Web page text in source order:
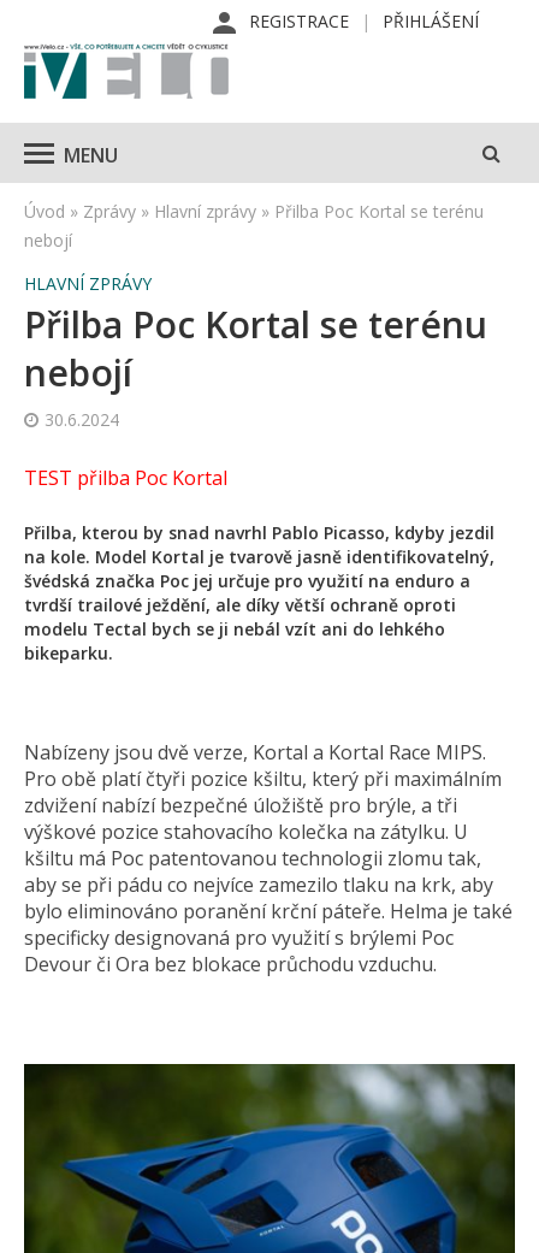
REGISTRACE PŘIHLÁŠENÍ
MENU
Úvod » Zprávy » Hlavní zprávy » Přilba Poc Kortal se terénu
nebojí
HLAVNÍ ZPRÁVY
Přilba Poc Kortal se terénu
nebojí
30.6.2024
TEST přilba Poc Kortal
Přilba, kterou by snad navrhl Pablo Picasso, kdyby jezdil
na kole. Model Kortal je tvarově jasně identifikovatelný,
švédská značka Poc jej určuje pro využití na enduro a
tvrdší trailové ježdění, ale díky větší ochraně oproti
modelu Tectal bych se ji nebál vzít ani do lehkého
bikeparku.
Nabízeny jsou dvě verze, Kortal a Kortal Race MIPS.
Pro obě platí čtyři pozice kšiltu, který při maximálním
zdvižení nabízí bezpečné úložiště pro brýle, a tři
výškové pozice stahovacího kolečka na zátylku. U
kšiltu má Poc patentovanou technologii zlomu tak,
aby se při pádu co nejvíce zamezilo tlaku na krk, aby
bylo eliminováno poranění krční páteře. Helma je také
specificky designovaná pro využití s brýlemi Poc
Devour či Ora bez blokace průchodu vzduchu.